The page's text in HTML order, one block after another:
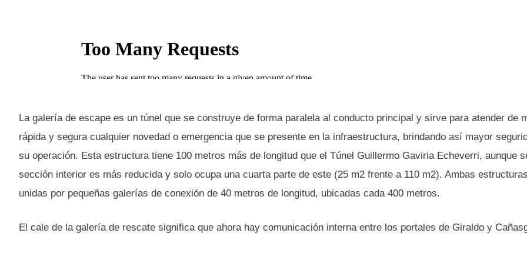
La galería de escape es un túnel que se construye de forma paralela al conducto principal y sirve para atender de
rápida y segura cualquier novedad o emergencia que se presente en la infraestructura, brindando así mayor
su operación. Esta estructura tiene 100 metros más de longitud que el Túnel Guillermo Gaviria Echeverri, aunque
sección interior es más reducida y solo ocupa una cuarta parte de este (25 m2 frente a 110 m2). Ambas
unidas por pequeñas galerías de conexión de 40 metros de longitud, ubicadas cada 400 metros.
El cale de la galería de rescate significa que ahora hay comunicación interna entre los portales de Giraldo y